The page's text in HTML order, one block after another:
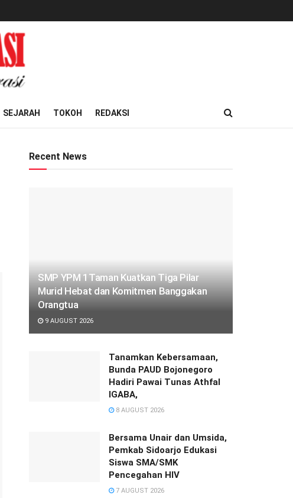
SEJARAH TOKOH REDAKSI
Recent News
SMP YPM 1Taman Kuatkan Tiga Pilar
Murid Hebat dan Komitmen Banggakan
Orangtua
9 AUGUST 2026
Tanamkan Kebersamaan,
Bunda PAUD Bojonegoro
Hadiri Pawai Tunas Athfal
IGABA,
8 AUGUST 2026
Bersama Unair dan Umsida,
Pemkab Sidoarjo Edukasi
Siswa SMA/SMK
Pencegahan HIV
7 AUGUST 2026